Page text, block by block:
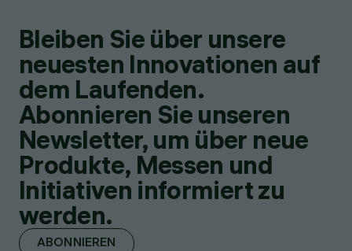
Bleiben Sie über unsere
neuesten Innovationen auf
dem Laufenden.
Abonnieren Sie unseren
Newsletter, um über neue
Produkte, Messen und
Initiativen informiert zu
werden.
ABONNIEREN